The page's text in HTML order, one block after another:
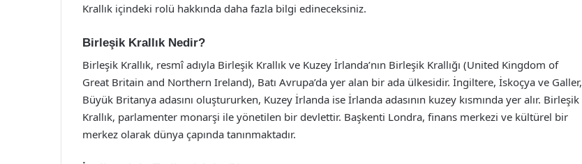
Krallık içindeki rolü hakkında daha fazla bilgi edineceksiniz.
Birleşik Krallık Nedir?
Birleşik Krallık, resmî adıyla Birleşik Krallık ve Kuzey İrlanda’nın Birleşik Krallığı (United Kingdom of
Great Britain and Northern Ireland), Batı Avrupa’da yer alan bir ada ülkesidir. İngiltere, İskoçya ve Galler,
Büyük Britanya adasını oluştururken, Kuzey İrlanda ise İrlanda adasının kuzey kısmında yer alır. Birleşik
Krallık, parlamenter monarşi ile yönetilen bir devlettir. Başkenti Londra, finans merkezi ve kültürel bir
merkez olarak dünya çapında tanınmaktadır.